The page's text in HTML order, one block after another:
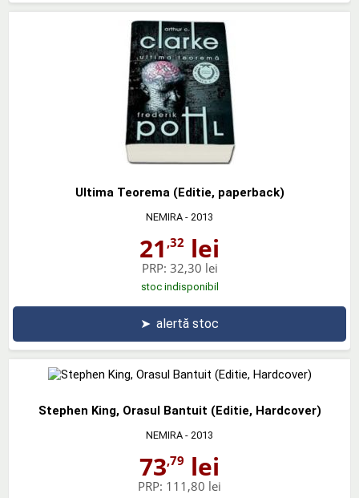
Ultima Teorema (Editie, paperback)
NEMIRA - 2013
21 ,32 lei
PRP: 32,30 lei
stoc indisponibil
➤ alertă stoc
Stephen King, Orasul Bantuit (Editie, Hardcover)
NEMIRA - 2013
73,79 lei
PRP: 111,80 lei